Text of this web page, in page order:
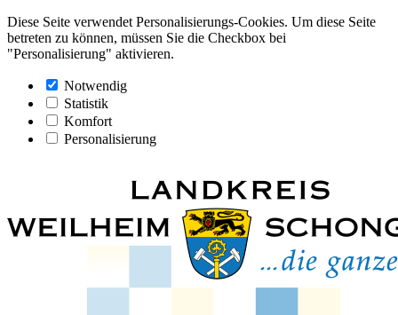
Diese Seite verwendet Personalisierungs-Cookies. Um diese Seite
betreten zu können, müssen Sie die Checkbox bei
"Personalisierung" aktivieren.
Notwendig
Statistik
Komfort
Personalisierung